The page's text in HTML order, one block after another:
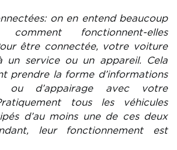
on en entend beaucoup
fonctionnent-elles
être connectée, votre voiture
un service ou un appareil. Cela
prendre la forme d’informations
d’appairage avec votre
tous les véhicules
d’au moins une de ces deux
leur fonctionnement est